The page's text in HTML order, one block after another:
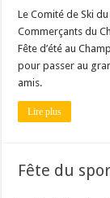
Le Comité de Ski
Commerçants du
Fête d’été au
pour passer au
amis.
Lire plus
Fête du